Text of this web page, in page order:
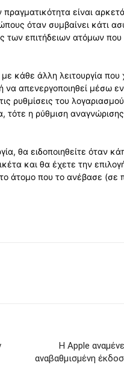
είναι
όταν συμβαίνει κάτι
των επιτήδειων ατόμων
κάθε άλλη λειτουργία που
να απενεργοποιηθεί μέσω
ρυθμίσεις του
τότε η ρύθμιση
θα ειδοποιηθείτε όταν
και θα έχετε την επιλογή
άτομο που το ανέβασε (σε
Η Apple
αναβαθμισμένη